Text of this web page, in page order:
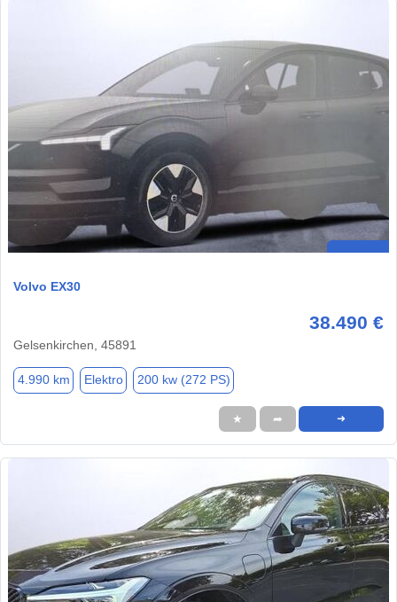
Volvo EX30
38.490 €
Gelsenkirchen, 45891
4.990 km Elektro 200 kw (272 PS)
★ ➦ ➜